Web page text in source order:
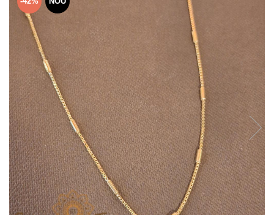
Bijuterii pentru barbati
Bratari
Talismane
Verighete
Bijuterii din argint placate cu aur
24K